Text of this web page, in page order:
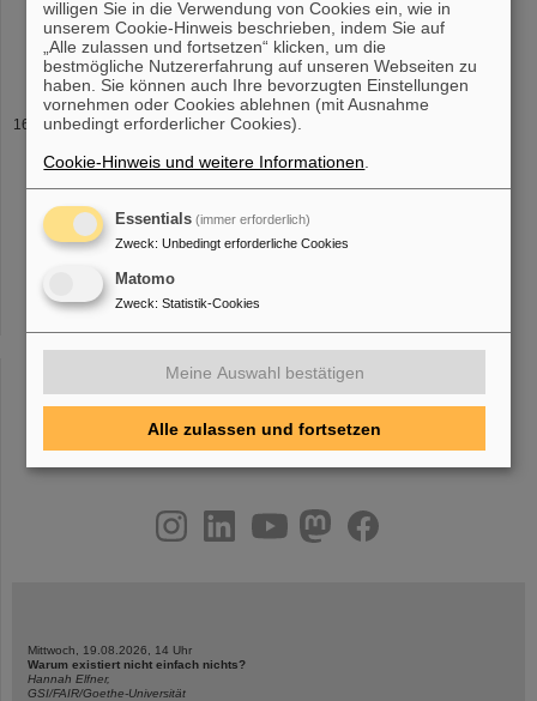
Yakushev Radiochimica Acta2023DOI: 10.1515/ract-2023
published online October 3,2023Highly Rectifying Conical
Nanopores in Amorphous SiO2 Membranes for
Mit Schwerionentherapie gegen Leber- und
ge Behandlung und Strahlenvisualisierung durch PET untersucht.
um neue Behandlungsmöglichkeiten für Bauchspeicheldrüsen- und
Lungenkrebs
youtubehelmholtz.socialfacebook
Mittwoch, 19.08.2026, 14 Uhr
Warum existiert nicht einfach nichts?
Hannah Elfner,
GSI/FAIR/Goethe-Universität
willigen Sie in die Verwendung von Cookies ein, wie in
unserem Cookie-Hinweis beschrieben, indem Sie auf
„Alle zulassen und fortsetzen“ klicken, um die
bestmögliche Nutzererfahrung auf unseren Webseiten zu
haben. Sie können auch Ihre bevorzugten Einstellungen
vornehmen oder Cookies ablehnen (mit Ausnahme
unbedingt erforderlicher Cookies).
Cookie-Hinweis und weitere Informationen
Essentials (immer erforderlich)
Zweck: Unbedingt erforderliche Cookies
Matomo
Zweck: Statistik-Cookies
Meine Auswahl bestätigen
Alle zulassen und fortsetzen